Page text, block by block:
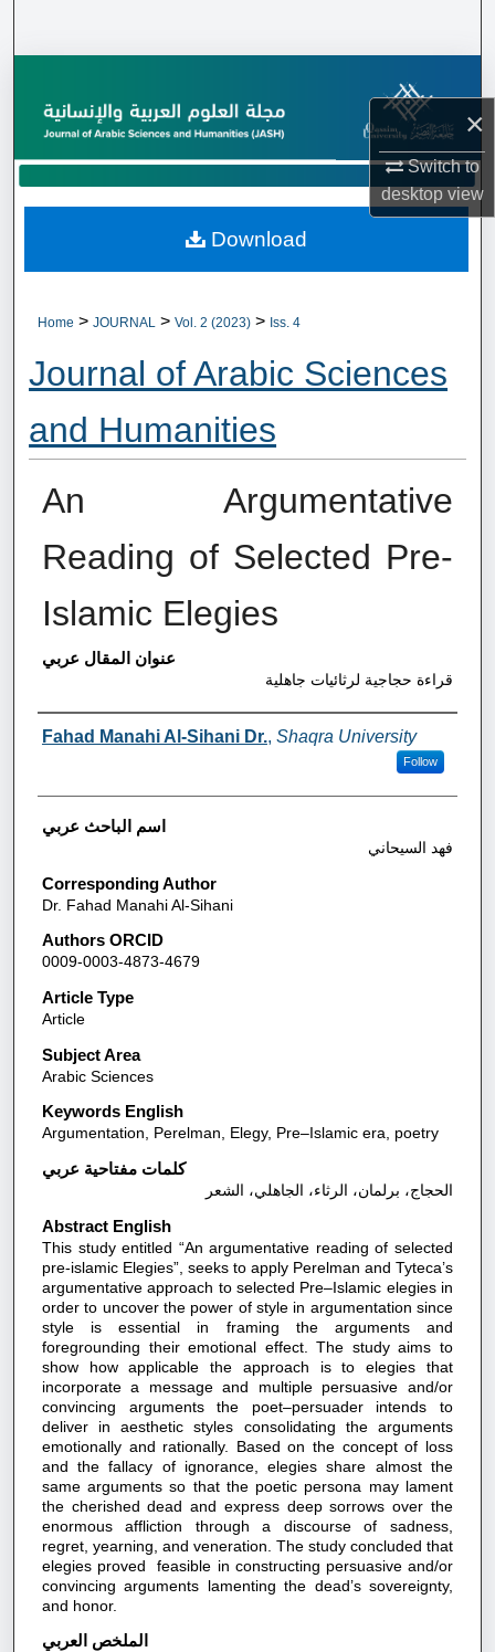
×
Switch to
desktopview
My Account
About
Digital Commons Network™
Home > JOURNAL > Vol. 2 (2023) > Iss. 4
Journal of Arabic Sciences
and Humanities
An Argumentative
Reading of Selected Pre-
Islamic Elegies
عنوان المقال عربي
قراءة حجاجية لرثائيات جاهلية
Authors
Fahad Manahi Al-Sihani Dr., Shaqra University
Follow
اسم الباحث عربي
فهد السيحاني
Corresponding Author
Dr. Fahad Manahi Al-Sihani
Authors ORCID
0009-0003-4873-4679
Article Type
Article
Subject Area
Arabic Sciences
Keywords English
Argumentation, Perelman, Elegy, Pre–Islamic era, poetry
كلمات مفتاحية عربي
الحجاج، برلمان، الرثاء، الجاهلي، الشعر
Abstract English
This study entitled “An argumentative reading of selected
pre-islamic Elegies”, seeks to apply Perelman and Tyteca’s
argumentative approach to selected Pre–Islamic elegies in
order to uncover the power of style in argumentation since
style is essential in framing the arguments and
foregrounding their emotional effect. The study aims to
show how applicable the approach is to elegies that
incorporate a message and multiple persuasive and/or
convincing arguments the poet–persuader intends to
deliver in aesthetic styles consolidating the arguments
emotionally and rationally. Based on the concept of loss
and the fallacy of ignorance, elegies share almost the
same arguments so that the poetic persona may lament
the cherished dead and express deep sorrows over the
enormous affliction through a discourse of sadness,
regret, yearning, and veneration. The study concluded that
elegies proved feasible in constructing persuasive and/or
convincing arguments lamenting the dead’s sovereignty,
and honor.
الملخص العربي
Download